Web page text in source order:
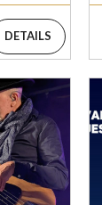
DETAILS